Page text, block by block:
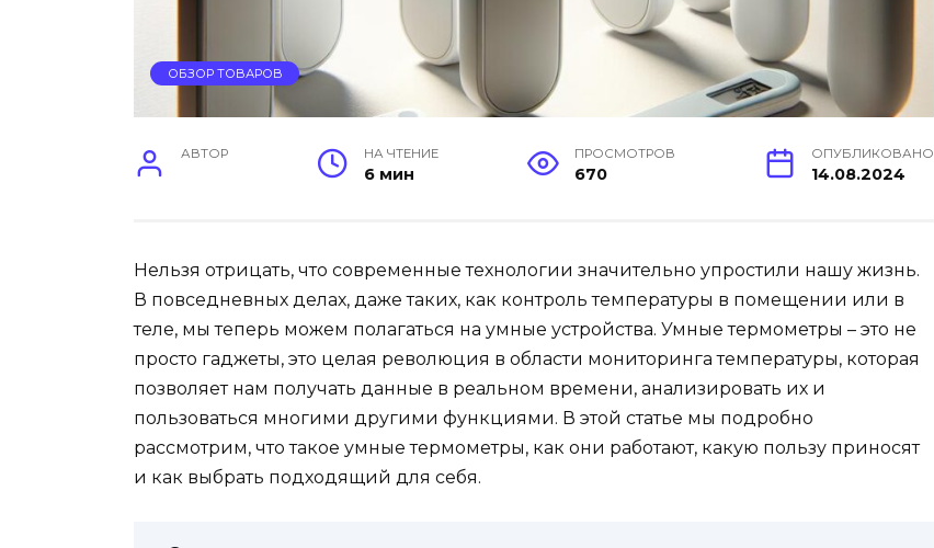
ОБЗОР ТОВАРОВ
АВТОР НА ЧТЕНИЕ
6 мин
ПРОСМОТРОВ
670
ОПУБЛИКОВАНО
14.08.2024
Нельзя отрицать, что современные технологии значительно упростили нашу жизнь.
В повседневных делах, даже таких, как контроль температуры в помещении или в
теле, мы теперь можем полагаться на умные устройства. Умные термометры – это не
просто гаджеты, это целая революция в области мониторинга температуры, которая
позволяет нам получать данные в реальном времени, анализировать их и
пользоваться многими другими функциями. В этой статье мы подробно
рассмотрим, что такое умные термометры, как они работают, какую пользу приносят
и как выбрать подходящий для себя.